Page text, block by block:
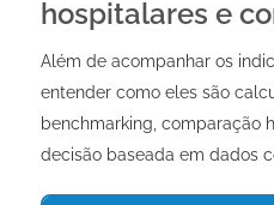
hospitalares e
Além de acompanhar os
entender como eles são
benchmarking, comparação
decisão baseada em dados